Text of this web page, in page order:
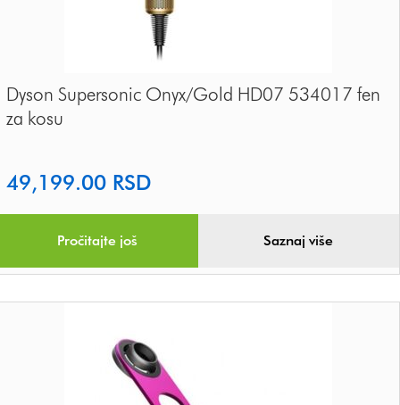
Dyson Supersonic Onyx/Gold HD07 534017 fen
za kosu
49,199.00 RSD
Pročitajte još Saznaj više